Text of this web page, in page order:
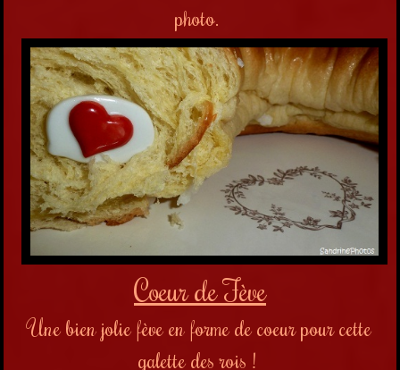
photo.
Coeur de Fève
Une bien jolie fève en forme de coeur pour cette
galette des rois !